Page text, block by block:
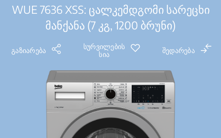
WUE 7636 XSS: ცალკემდგომი სარეცხი
მანქანა (7 კგ, 1200 ბრუნი)
გაზიარება
სურვილების
სია
შედარება